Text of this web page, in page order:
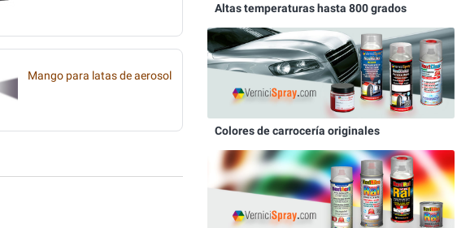
Mango para latas de aerosol
Altas temperaturas hasta 800 grados
Colores de carrocería originales